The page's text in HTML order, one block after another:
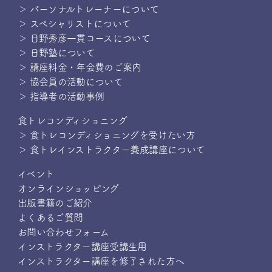
＞ パーソナルトレーナーについて
＞ スペシャリストについて
＞ 日野秀彦一貫コースについて
＞ 日野塾について
＞ 講座料金・年会費のご案内
＞ 協会員の活動について
＞ 指導者の活動事例
食トレコンディショニング
＞ 食トレコンディショニングを受けたい方
＞ 食トレインストラクター養成講座について
イベント
オンラインショッピング
出版書籍のご紹介
よくあるご質問
お問い合わせフォーム
インストラクター講座受講生用
インストラクター講座を修了された方へ